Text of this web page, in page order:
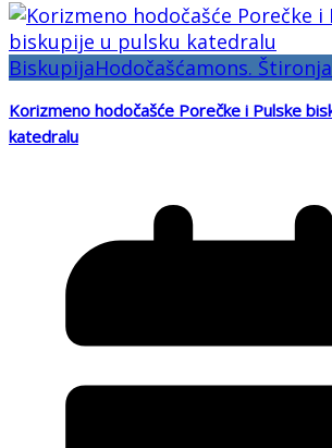
BiskupijaHodočašćamons. Štironja
Korizmeno hodočašće Porečke i Pulske
katedralu